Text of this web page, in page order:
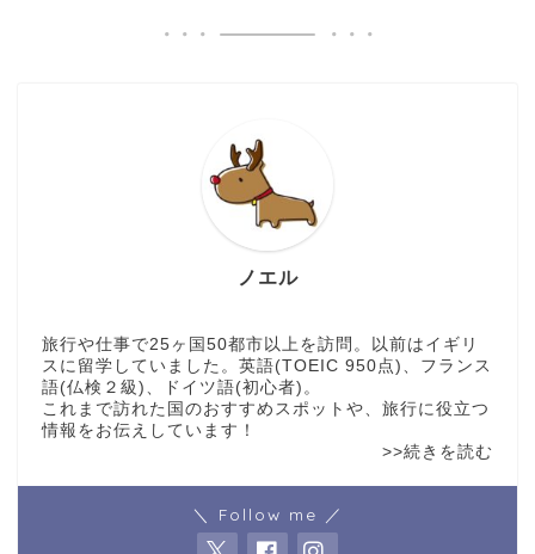
ノエル
旅行や仕事で25ヶ国50都市以上を訪問。以前はイギリ
スに留学していました。英語(TOEIC 950点)、フランス
語(仏検２級)、ドイツ語(初心者)。
これまで訪れた国のおすすめスポットや、旅行に役立つ
情報をお伝えしています！
>>続きを読む
＼ Follow me ／